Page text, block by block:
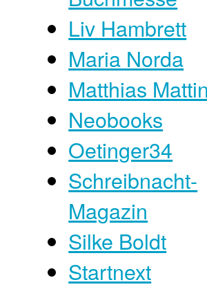
Liv Hambrett
Maria Norda
Matthias
Neobooks
Oetinger34
Schreibnacht-
Magazin
Silke Boldt
Startnext